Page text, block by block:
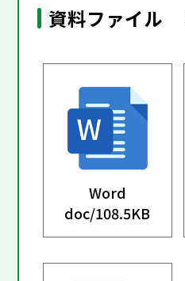
資料ファイル
Word
doc/108.5KB